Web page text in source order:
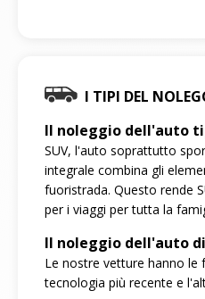
I TIPI DEL
Il noleggio dell'auto
SUV, l'auto soprattutto
integrale combina gli
fuoristrada. Questo rende
per i viaggi per tutta la
Il noleggio dell'auto
Le nostre vetture hanno le
tecnologia più recente e